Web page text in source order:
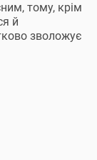
тому, крім
й
зволожує